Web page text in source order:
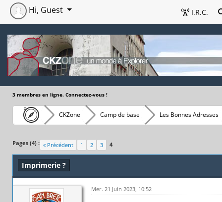
I.R.C.
Hi, Guest
3 membres en ligne. Connectez-vous !
CKZone Camp de base Les Bonnes Adresses
Pages (4) : « Précédent 1 2 3 4
Imprimerie ?
Mer. 21 Juin 2023, 10:52